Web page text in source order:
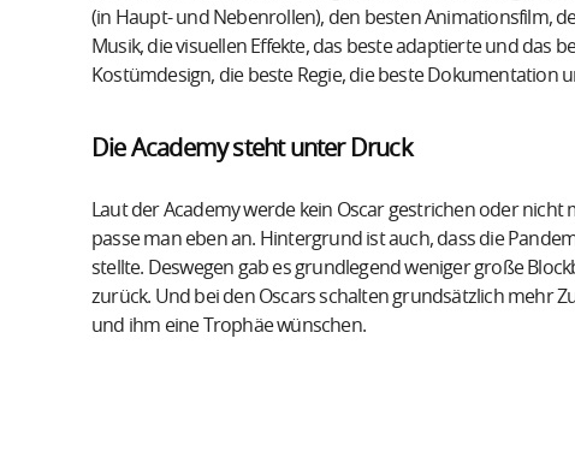
(in Haupt- und Nebenrollen), den besten Animationsfilm,
Musik, die visuellen Effekte, das beste adaptierte und das
Kostümdesign, die beste Regie, die beste Dokumentation
Die Academy steht unter Druck
Laut der Academy werde kein Oscar gestrichen oder
passe man eben an. Hintergrund ist auch, dass die
stellte. Deswegen gab es grundlegend weniger große
zurück. Und bei den Oscars schalten grundsätzlich mehr
und ihm eine Trophäe wünschen.